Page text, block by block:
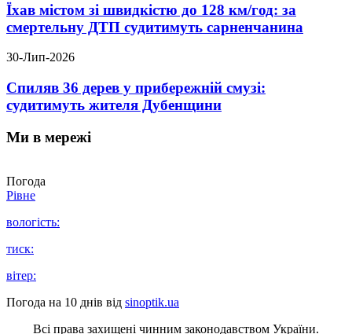
Їхав містом зі швидкістю до 128 км/год: за
смертельну ДТП судитимуть сарненчанина
30-Лип-2026
Спиляв 36 дерев у прибережній смузі:
судитимуть жителя Дубенщини
Ми в мережі
Погода
Рівне
вологість:
тиск:
вітер:
Погода на 10 днів від sinoptik.ua
Всі права захищені чинним законодавством України.